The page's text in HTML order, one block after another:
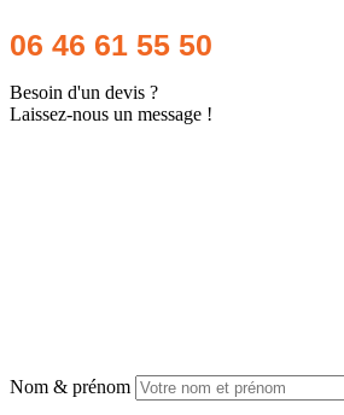
06 46 61 55 50
Besoin d'un devis ?
Laissez-nous un message !
Nom & prénom